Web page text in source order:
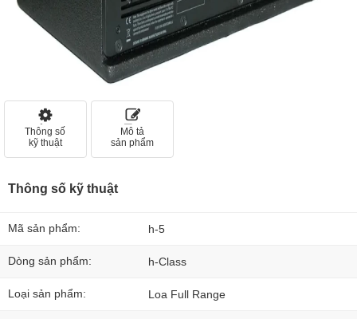
Thông số
kỹ thuật
Mô tả
sản phẩm
Thông số kỹ thuật
Mã sản phẩm: h-5
Dòng sản phẩm: h-Class
Loại sản phẩm: Loa Full Range